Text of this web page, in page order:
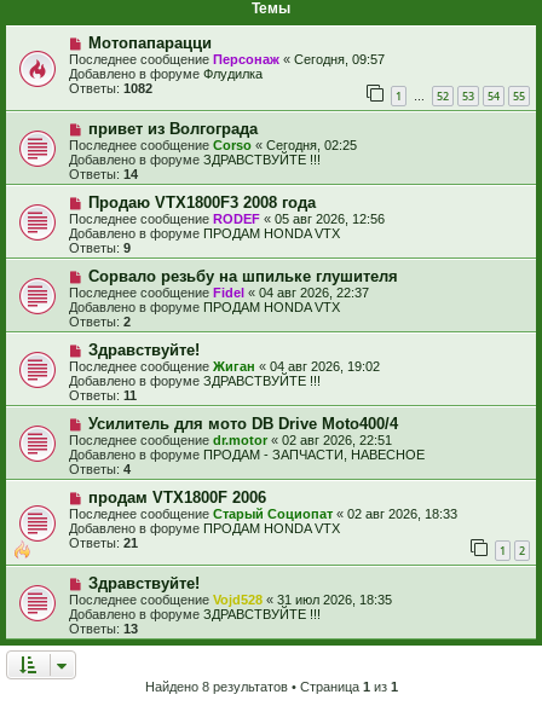
Темы
Н
о
в
о
с
о
о
б
щ
е
н
и
е
Мотопапарацци
Последнее сообщение Персонаж « Сегодня, 09:57
Добавлено в форуме Флудилка
Ответы: 1082 1 … 52 53 54 55
Н
о
в
о
е
с
о
о
б
щ
е
н
и
е
привет из Волгограда
Последнее сообщение Corso « Сегодня, 02:25
Добавлено в форуме ЗДРАВСТВУЙТЕ !!!
Ответы: 14
Н
о
в
о
е
с
о
б
щ
е
н
и
е
Продаю VTX1800F3 2008 года
Последнее сообщение RODEF « 05 авг 2026, 12:56
Добавлено в форуме ПРОДАМ HONDA VTX
Ответы: 9
Н
о
в
о
е
с
о
о
б
щ
е
н
и
е
Сорвало резьбу на шпильке глушителя
Последнее сообщение Fidel « 04 авг 2026, 22:37
Добавлено в форуме ПРОДАМ HONDA VTX
Ответы: 2
Н
о
в
о
е
с
о
о
б
щ
е
н
и
е
Здравствуйте!
Последнее сообщение Жиган « 04 авг 2026, 19:02
Добавлено в форуме ЗДРАВСТВУЙТЕ !!!
Ответы: 11
Н
о
в
о
е
с
о
о
б
щ
е
н
и
е
Усилитель для мото DB Drive Moto400/4
Последнее сообщение dr.motor « 02 авг 2026, 22:51
Добавлено в форуме ПРОДАМ - ЗАПЧАСТИ, НАВЕСНОЕ
Ответы: 4
Н
о
в
о
е
с
о
о
б
щ
е
продам VTX1800F 2006
Последнее сообщение Старый Социопат « 02 авг 2026, 18:33
Добавлено в форуме ПРОДАМ HONDA VTX
Ответы: 21 1 2
Н
о
в
о
е
Здравствуйте!
Последнее сообщение Vojd528 « 31 июл 2026, 18:35
Добавлено в форуме ЗДРАВСТВУЙТЕ !!!
Ответы: 13
Найдено 8 результатов • Страница 1 из 1